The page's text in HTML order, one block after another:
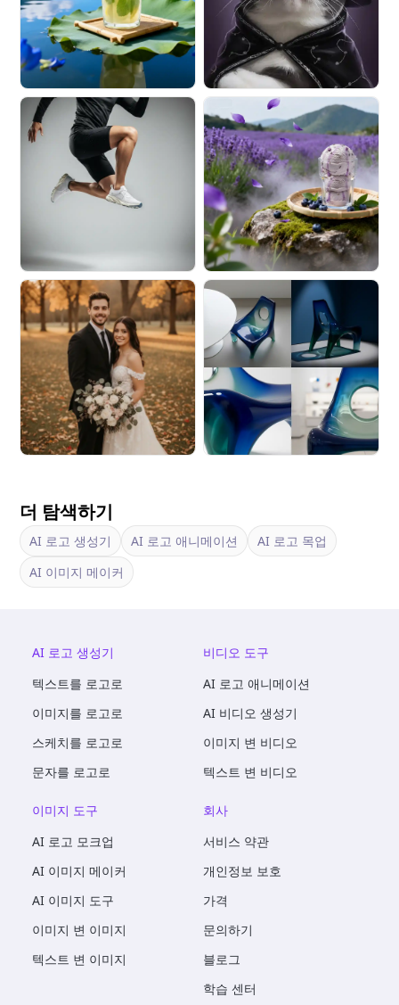
더 탐색하기
AI 로고 생성기 AI 로고 애니메이션
AI 로고 목업
AI 이미지 메이커
AI 로고 생성기
텍스트를 로고로
이미지를 로고로
스케치를 로고로
문자를 로고로
비디오 도구
AI 로고 애니메이션
AI 비디오 생성기
이미지 변 비디오
텍스트 변 비디오
이미지 도구
AI 로고 모크업
AI 이미지 메이커
AI 이미지 도구
이미지 변 이미지
텍스트 변 이미지
회사
서비스 약관
개인정보 보호
가격
문의하기
블로그
학습 센터